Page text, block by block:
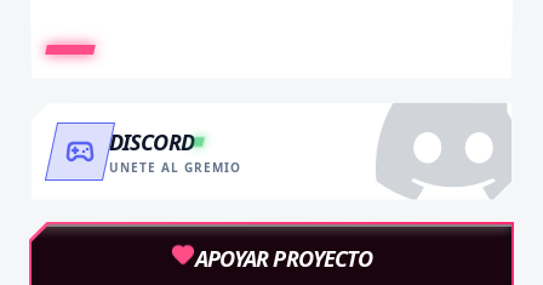
DISCORD
UNETE AL GREMIO
APOYAR PROYECTO